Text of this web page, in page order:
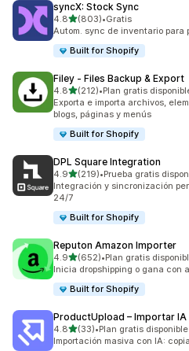
syncX: Stock Sync
4.8de 5 estrellas
(803)
803 reseñas en total
•Gratis
Autom. sync de inventario para
Built for Shopify
Filey ‑ Files Backup & Export
4.8de 5 estrellas
(212)
212 reseñas en total
•Plan gratis
Exporta e importa archivos,
blogs, páginas y menús
Built for Shopify
DPL Square Integration
4.9de 5 estrellas
(219)
219 reseñas en total
•Prueba gratis
Integración y sincronización
24/7
Built for Shopify
Reputon Amazon Importer
4.9de 5 estrellas
(652)
652 reseñas en total
•Plan gratis
Inicia dropshipping o gana con
Built for Shopify
ProductUpload – Importar IA
4.8de 5 estrellas
(33)
33 reseñas en total
•Plan gratis disponible
Importación masiva con IA: